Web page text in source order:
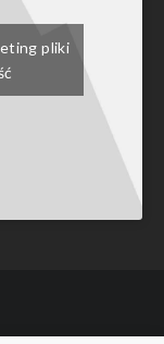
pliki